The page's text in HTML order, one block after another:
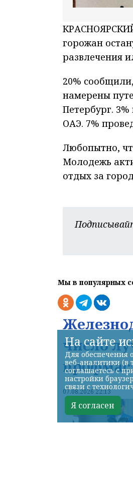
горожан
развлечения
20%
намерены
Петербург.
ОАЭ. 7%
Любопытно,
Молодежь
отдых за
Мы в популярных
число
07.08.2026 22:13
На сайте
Для обеспечения
веб-аналитики (в
соглашаетесь с
настройки
связи с
Я согласен